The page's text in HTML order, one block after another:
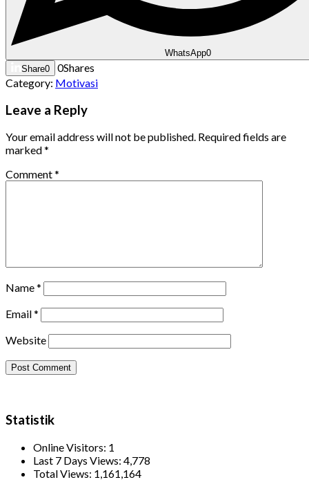
WhatsApp0
Share0 0Shares
Category: Motivasi
Leave a Reply
Your email address will not be published. Required fields are
marked*
Comment*
Name*
Email*
Website
Statistik
Online Visitors: 1
Last 7 Days Views: 4,778
Total Views: 1,161,164